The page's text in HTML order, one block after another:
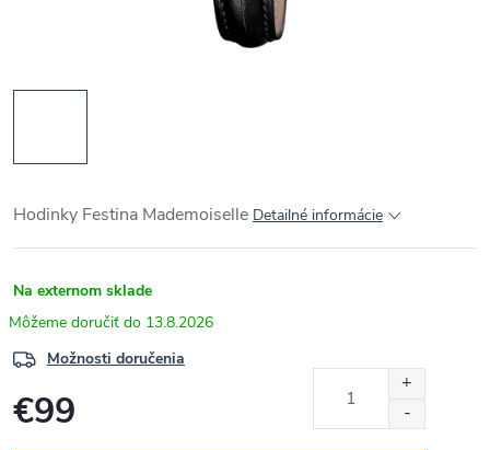
Hodinky Festina Mademoiselle Detailné informácie
Na externom sklade
13.8.2026
Možnosti doručenia
€99